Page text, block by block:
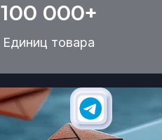
100 000+
Единиц товара